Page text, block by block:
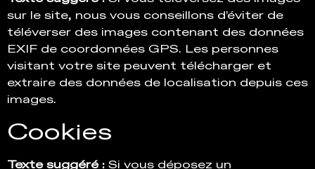
sur le site, nous vous conseillons d’éviter de
téléverser des images contenant des données
EXIF de coordonnées GPS. Les personnes
visitant votre site peuvent télécharger et
extraire des données de localisation depuis ces
images.
Cookies
Texte suggéré : Si vous déposez un